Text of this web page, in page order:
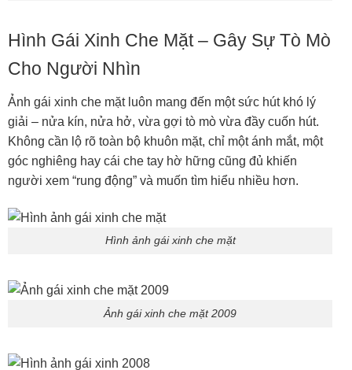
Hình Gái Xinh Che Mặt – Gây Sự Tò Mò
Cho Người Nhìn
Ảnh gái xinh che mặt luôn mang đến một sức hút khó lý
giải – nửa kín, nửa hở, vừa gợi tò mò vừa đầy cuốn hút.
Không cần lộ rõ toàn bộ khuôn mặt, chỉ một ánh mắt, một
góc nghiêng hay cái che tay hờ hững cũng đủ khiến
người xem “rung động” và muốn tìm hiểu nhiều hơn.
Hình ảnh gái xinh che mặt
Ảnh gái xinh che mặt 2009